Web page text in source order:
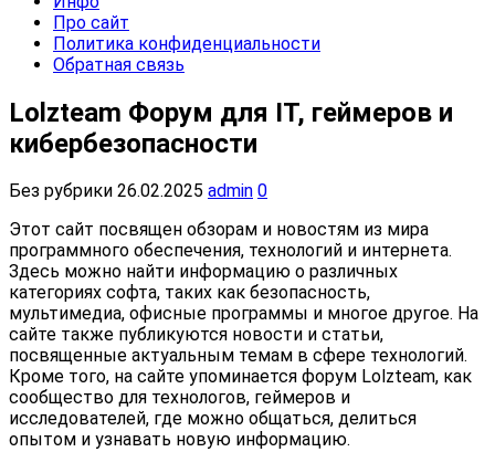
Про сайт
Политика конфиденциальности
Обратная связь
Lolzteam Форум для IT, геймеров и
кибербезопасности
Без рубрики 26.02.2025 admin 0
Этот сайт посвящен обзорам и новостям из мира
программного обеспечения, технологий и интернета.
Здесь можно найти информацию о различных
категориях софта, таких как безопасность,
мультимедиа, офисные программы и многое другое. На
сайте также публикуются новости и статьи,
посвященные актуальным темам в сфере технологий.
Кроме того, на сайте упоминается форум Lolzteam, как
сообщество для технологов, геймеров и
исследователей, где можно общаться, делиться
опытом и узнавать новую информацию.